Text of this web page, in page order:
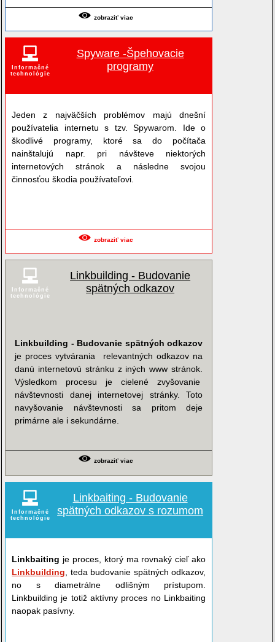
zobraziť viac
Spyware -Špehovacie
programy
Informačné
technológie
Jeden z najväčších problémov majú dnešní
používatelia internetu s tzv. Spywarom. Ide o
škodlivé programy, ktoré sa do počítača
nainštalujú napr. pri návšteve niektorých
internetových stránok a následne svojou
činnosťou škodia používateľovi.
zobraziť viac
Linkbuilding - Budovanie
spätných odkazov
Informačné
technológie
Linkbuilding - Budovanie spätných odkazov
je proces vytvárania relevantných odkazov na
danú internetovú stránku z iných www stránok.
Výsledkom procesu je cielené zvyšovanie
návštevnosti danej internetovej stránky. Toto
navyšovanie návštevnosti sa pritom deje
primárne ale i sekundárne.
zobraziť viac
Linkbaiting - Budovanie
spätných odkazov s rozumom
Informačné
technológie
Linkbaiting je proces, ktorý ma rovnaký cieľ ako
Linkbuilding , teda budovanie spätných odkazov,
no s diametrálne odlišným prístupom.
Linkbuilding je totiž aktívny proces no Linkbaiting
naopak pasívny.